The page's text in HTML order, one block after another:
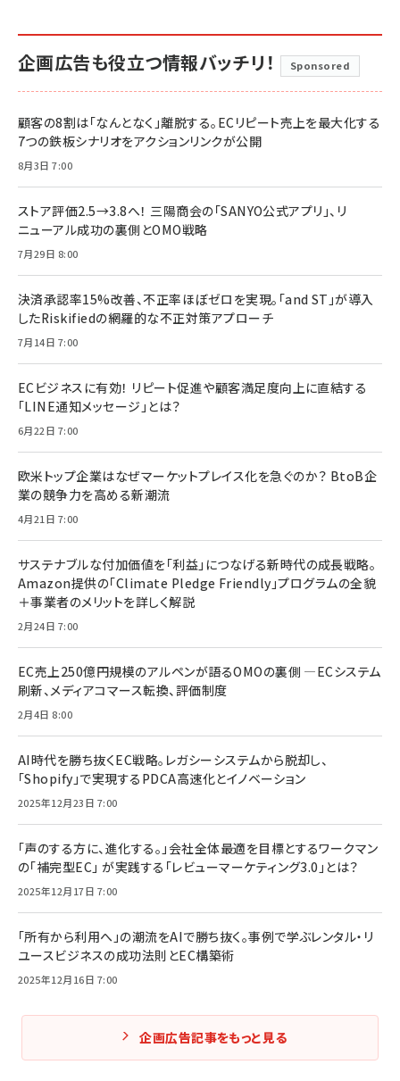
企画広告も役立つ情報バッチリ！ Sponsored
顧客の8割は「なんとなく」離脱する。ECリピート売上を最大化する
7つの鉄板シナリオをアクションリンクが公開
8月3日 7:00
ストア評価2.5→3.8へ！ 三陽商会の「SANYO公式アプリ」、リ
ニューアル成功の裏側とOMO戦略
7月29日 8:00
決済承認率15%改善、不正率ほぼゼロを実現。「and ST」が導入
したRiskifiedの網羅的な不正対策アプローチ
7月14日 7:00
ECビジネスに有効！ リピート促進や顧客満足度向上に直結する
「LINE通知メッセージ」とは？
6月22日 7:00
欧米トップ企業はなぜマーケットプレイス化を急ぐのか？ BtoB企
業の競争力を高める新潮流
4月21日 7:00
サステナブルな付加価値を「利益」につなげる新時代の成長戦略。
Amazon提供の「Climate Pledge Friendly」プログラムの全貌
＋事業者のメリットを詳しく解説
2月24日 7:00
EC売上250億円規模のアルペンが語るOMOの裏側 ―ECシステム
刷新、メディアコマース転換、評価制度
2月4日 8:00
AI時代を勝ち抜くEC戦略。レガシーシステムから脱却し、
「Shopify」で実現するPDCA高速化とイノベーション
2025年12月23日 7:00
「声のする方に、進化する。」会社全体最適を目標とするワークマン
の「補完型EC」 が実践する「レビューマーケティング3.0」とは？
2025年12月17日 7:00
「所有から利用へ」の潮流をAIで勝ち抜く。事例で学ぶレンタル・リ
ユースビジネスの成功法則とEC構築術
2025年12月16日 7:00
企画広告記事をもっと見る